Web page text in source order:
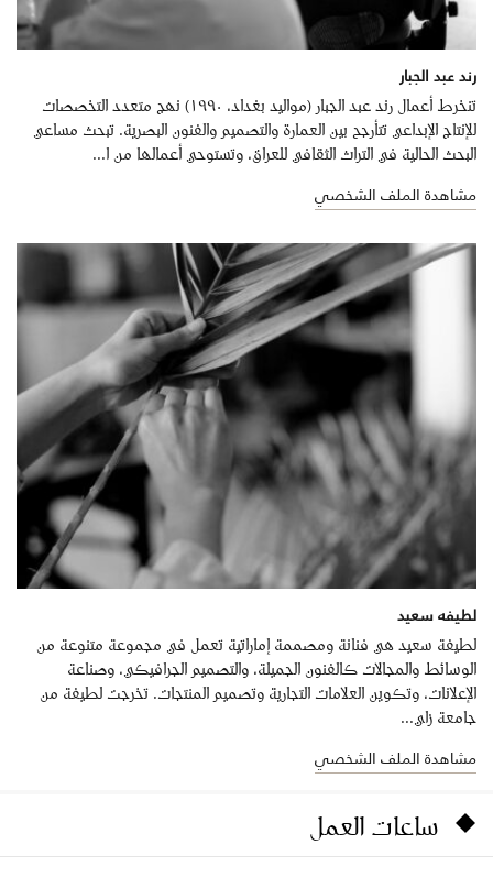
رند عبد الجبار
تنخرط أعمال رند عبد الجبار (مواليد بغداد، ١٩٩٠) نهج متعدد التخصصات
للإنتاج الإبداعي تتأرجح بين العمارة والتصميم والفنون البصرية. تبحث مساعي
البحث الحالية في التراث الثقافي للعراق، وتستوحي أعمالها من ا...
مشاهدة الملف الشخصي
لطيفه سعيد
لطيفة سعيد هي فنانة ومصممة إماراتية تعمل في مجموعة متنوعة من
الوسائط والمجالات كالفنون الجميلة، والتصميم الجرافيكي، وصناعة
الإعلانات، وتكوين العلامات التجارية وتصميم المنتجات. تخرجت لطيفة من
جامعة زاي...
مشاهدة الملف الشخصي
ساعات العمل